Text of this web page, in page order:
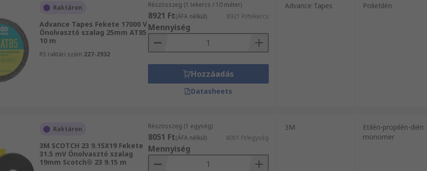
Raktáron
Advance Tapes Fekete 17000 V
Önolvasztó szalag 25mm AT85
10 m
RS raktári szám 227-2932
Részösszeg (1 tekercs / 10 méter)
8921 Ft(ÁFA nélkül) 8921 Ft/tekercs
Mennyiség
Hozzáadás
Datasheets
Advance Tapes Polietilén
Raktáron
3M SCOTCH 23 9.15X19 Fekete
31.5 mV Önolvasztó szalag
19mm Scotch® 23 9.15 m
Részösszeg (1 egység)
8051 Ft(ÁFA nélkül) 8051 Ft/egység
Mennyiség
3M
Etilén-propilén-dién
monomer